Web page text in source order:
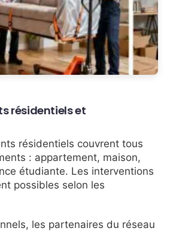
résidentiels et
résidentiels couvrent tous
: appartement, maison,
étudiante. Les interventions
possibles selon les
les partenaires du réseau